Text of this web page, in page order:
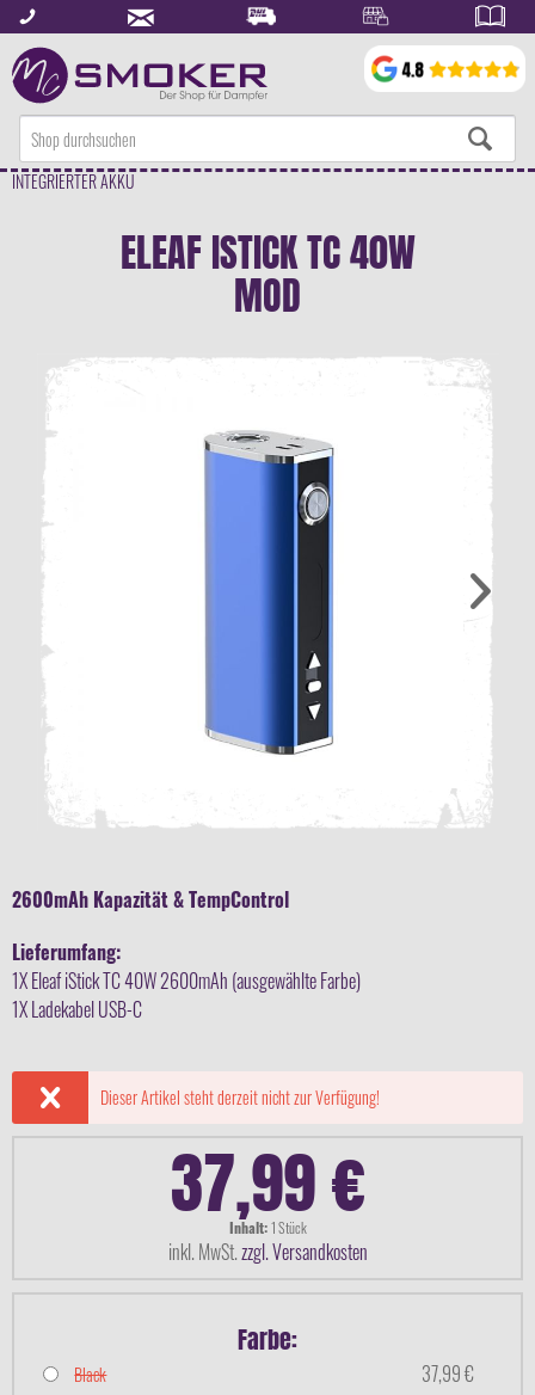
INTEGRIERTER AKKU
ELEAF ISTICK TC 40W
MOD
2600mAh Kapazität & TempControl
Lieferumfang:
1X Eleaf iStick TC 40W 2600mAh (ausgewählte Farbe)
1X Ladekabel USB-C
Dieser Artikel steht derzeit nicht zur Verfügung!
37,99 €
Inhalt:1 Stück
inkl. MwSt.zzgl. Versandkosten
Farbe:
Black 37,99 €